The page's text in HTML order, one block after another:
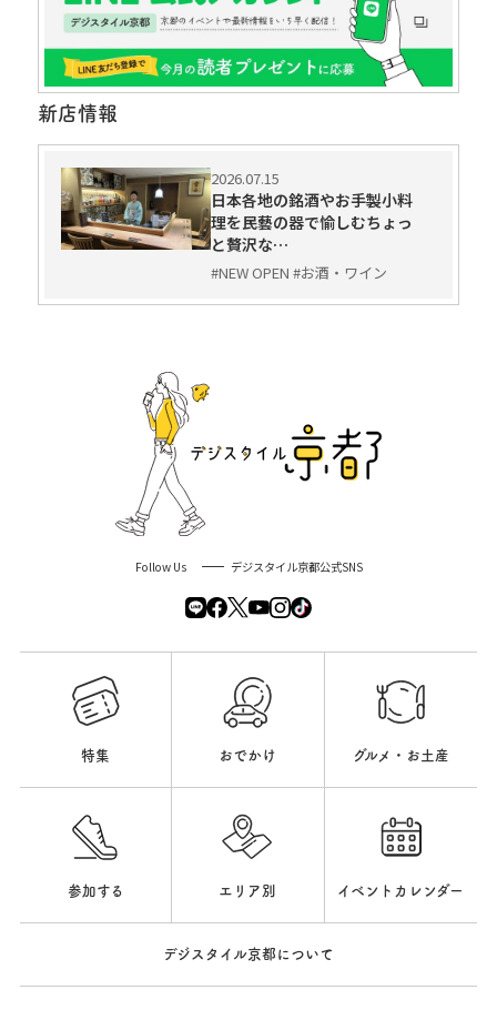
新店情報
2026.07.15
日本各地の銘酒やお手製小料
理を民藝の器で愉しむちょっ
と贅沢な…
#NEW OPEN #お酒・ワイン
Follow Us デジスタイル京都公式SNS
特集 おでかけ グルメ・お土産
参加する エリア別 イベントカレンダー
デジスタイル京都について